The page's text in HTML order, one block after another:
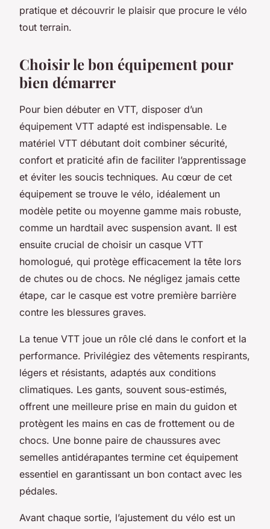
pratique et découvrir le plaisir que procure le vélo
tout terrain.
Choisir le bon équipement pour
bien démarrer
Pour bien débuter en VTT, disposer d’un
équipement VTT adapté est indispensable. Le
matériel VTT débutant doit combiner sécurité,
confort et praticité afin de faciliter l’apprentissage
et éviter les soucis techniques. Au cœur de cet
équipement se trouve le vélo, idéalement un
modèle petite ou moyenne gamme mais robuste,
comme un hardtail avec suspension avant. Il est
ensuite crucial de choisir un casque VTT
homologué, qui protège efficacement la tête lors
de chutes ou de chocs. Ne négligez jamais cette
étape, car le casque est votre première barrière
contre les blessures graves.
La tenue VTT joue un rôle clé dans le confort et la
performance. Privilégiez des vêtements respirants,
légers et résistants, adaptés aux conditions
climatiques. Les gants, souvent sous-estimés,
offrent une meilleure prise en main du guidon et
protègent les mains en cas de frottement ou de
chocs. Une bonne paire de chaussures avec
semelles antidérapantes termine cet équipement
essentiel en garantissant un bon contact avec les
pédales.
Avant chaque sortie, l’ajustement du vélo est un